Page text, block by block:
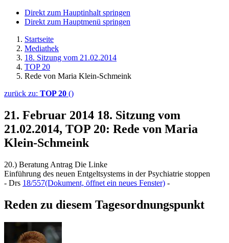
Direkt zum Hauptinhalt springen
Direkt zum Hauptmenü springen
Startseite
Mediathek
18. Sitzung vom 21.02.2014
TOP 20
Rede von Maria Klein-Schmeink
zurück zu: TOP 20 ()
21. Februar 2014 18. Sitzung vom
21.02.2014, TOP 20: Rede von Maria
Klein-Schmeink
20.) Beratung Antrag Die Linke
Einführung des neuen Entgeltsystems in der Psychiatrie stoppen
- Drs 18/557(Dokument, öffnet ein neues Fenster) -
Reden zu diesem Tagesordnungspunkt